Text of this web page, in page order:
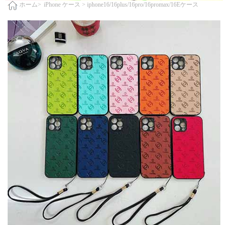
ホーム> iPhone ケース > iphone16/16plus/16pro/16promax/16Eケース